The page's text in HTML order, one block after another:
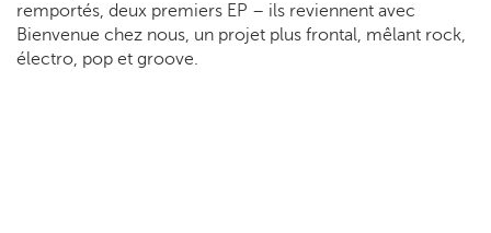
remportés, deux premiers EP – ils reviennent avec
Bienvenue chez nous, un projet plus frontal, mêlant rock,
électro, pop et groove.